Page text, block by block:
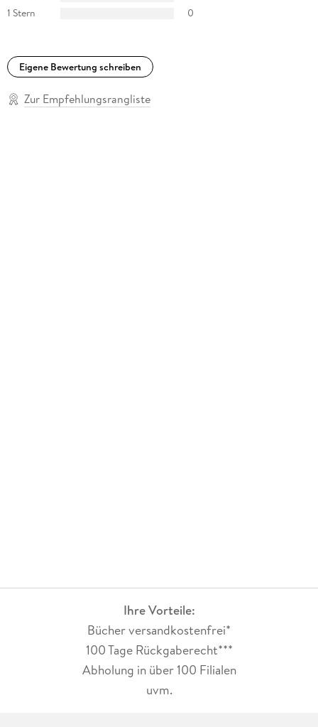
1 Stern
0
Eigene Bewertung schreiben
Zur Empfehlungsrangliste
Ihre Vorteile:
Bücher versandkostenfrei*
100 Tage Rückgaberecht***
Abholung in über 100 Filialen
uvm.